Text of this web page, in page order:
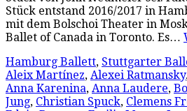
Stück entstand 2016/2017 in
mit dem Bolschoi Theater in
Ballet of Canada in Toronto. Es…
Hamburg Ballett, Stuttgarter
Aleix Martínez, Alexei Ratmansky
Anna Karenina, Anna Laudere,
Jung, Christian Spuck, Clemens